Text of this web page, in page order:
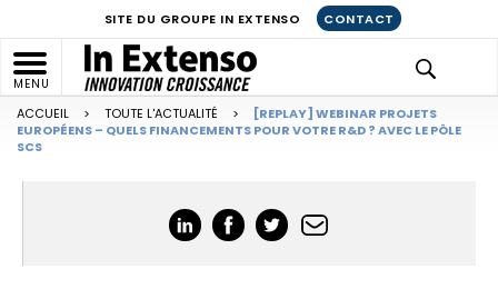
MENU
SITE DU GROUPE IN EXTENSO CONTACT
ACCUEIL > TOUTE L'ACTUALITÉ >
[REPLAY] WEBINAR PROJETS
EUROPÉENS – QUELS FINANCEMENTS POUR VOTRE R&D ? AVEC LE PÔLE
SCS